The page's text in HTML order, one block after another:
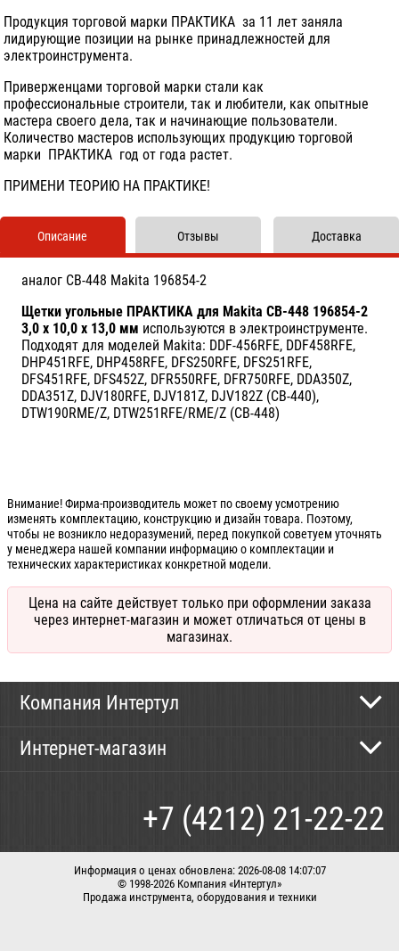
Продукция торговой марки ПРАКТИКА за 11 лет заняла
лидирующие позиции на рынке принадлежностей для
электроинструмента.
Приверженцами торговой марки стали как
профессиональные строители, так и любители, как опытные
мастера своего дела, так и начинающие пользователи.
Количество мастеров использующих продукцию торговой
марки ПРАКТИКА год от года растет.
ПРИМЕНИ ТЕОРИЮ НА ПРАКТИКЕ!
Описание
аналог CB-448 Makita 196854-2
Щетки угольные ПРАКТИКА для Makita CB-448 196854-2
3,0 x 10,0 x 13,0 мм используются в электроинструменте.
Подходят для моделей Makita: DDF-456RFE, DDF458RFE,
DHP451RFE, DHP458RFE, DFS250RFE, DFS251RFE,
DFS451RFE, DFS452Z, DFR550RFE, DFR750RFE, DDA350Z,
DDA351Z, DJV180RFE, DJV181Z, DJV182Z (CB-440),
DTW190RME/Z, DTW251RFE/RME/Z (CB-448)
Отзывы Доставка
Внимание! Фирма-производитель может по своему усмотрению
изменять комплектацию, конструкцию и дизайн товара. Поэтому,
чтобы не возникло недоразумений, перед покупкой советуем уточнять
у менеджера нашей компании информацию о комплектации и
технических характеристиках конкретной модели.
Цена на сайте действует только при оформлении заказа
через интернет-магазин и может отличаться от цены в
магазинах.
Компания Интертул
Новости
Интернет-магазин
Доставка
+7 (4212) 21-22-22
Информация о ценах обновлена: 2026-08-08 14:07:07
© 1998-2026 Компания «Интертул»
Продажа инструмента, оборудования и техники